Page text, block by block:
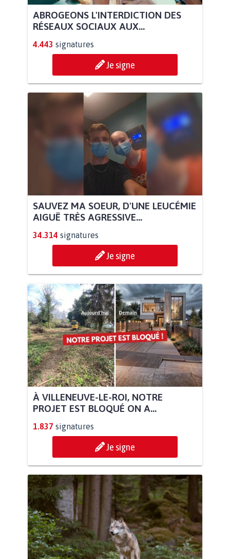
ABROGEONS L'INTERDICTION DES
RÉSEAUX SOCIAUX AUX...
4.443 signatures
Je signe
SAUVEZ MA SOEUR, D'UNE LEUCÉMIE
AIGUË TRÈS AGRESSIVE...
34.314 signatures
Je signe
À VILLENEUVE-LE-ROI, NOTRE
PROJET EST BLOQUÉ ON A...
1.837 signatures
Je signe